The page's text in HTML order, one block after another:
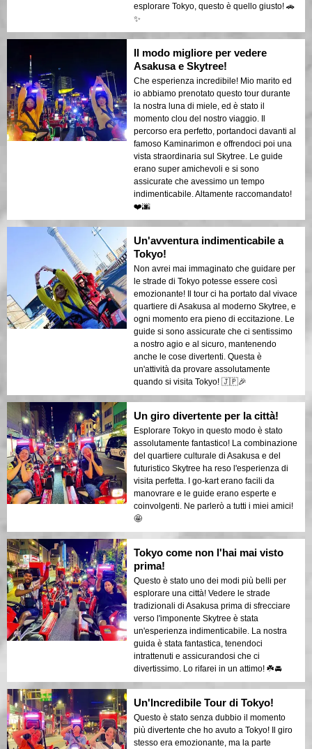
esplorare Tokyo, questo è quello giusto! 🚗
✨
Il modo migliore per vedere
Asakusa e Skytree!
Che esperienza incredibile! Mio marito ed
io abbiamo prenotato questo tour durante
la nostra luna di miele, ed è stato il
momento clou del nostro viaggio. Il
percorso era perfetto, portandoci davanti al
famoso Kaminarimon e offrendoci poi una
vista straordinaria sul Skytree. Le guide
erano super amichevoli e si sono
assicurate che avessimo un tempo
indimenticabile. Altamente raccomandato!
❤️🌆
Un'avventura indimenticabile a
Tokyo!
Non avrei mai immaginato che guidare per
le strade di Tokyo potesse essere così
emozionante! Il tour ci ha portato dal vivace
quartiere di Asakusa al moderno Skytree, e
ogni momento era pieno di eccitazione. Le
guide si sono assicurate che ci sentissimo
a nostro agio e al sicuro, mantenendo
anche le cose divertenti. Questa è
un'attività da provare assolutamente
quando si visita Tokyo! 🇯🇵🎉
Un giro divertente per la città!
Esplorare Tokyo in questo modo è stato
assolutamente fantastico! La combinazione
del quartiere culturale di Asakusa e del
futuristico Skytree ha reso l'esperienza di
visita perfetta. I go-kart erano facili da
manovrare e le guide erano esperte e
coinvolgenti. Ne parlerò a tutti i miei amici!
🤩
Tokyo come non l'hai mai visto
prima!
Questo è stato uno dei modi più belli per
esplorare una città! Vedere le strade
tradizionali di Asakusa prima di sfrecciare
verso l'imponente Skytree è stata
un'esperienza indimenticabile. La nostra
guida è stata fantastica, tenendoci
intrattenuti e assicurandosi che ci
divertissimo. Lo rifarei in un attimo! ☘️🚘
Un'Incredibile Tour di Tokyo!
Questo è stato senza dubbio il momento
più divertente che ho avuto a Tokyo! Il giro
stesso era emozionante, ma la parte